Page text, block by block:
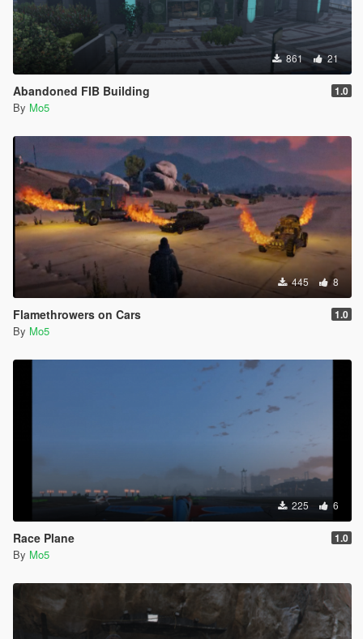
861 21
Abandoned FIB Building 1.0
By Mo5
445 8
Flamethrowers on Cars 1.0
By Mo5
225 6
Race Plane 1.0
By Mo5